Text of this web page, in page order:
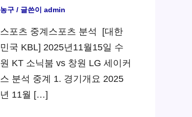
농구 / 글쓴이admin
스포츠 중계스포츠 분석 ​ [대한
민국 KBL] 2025년11월15일 수
원 KT 소닉붐 vs 창원 LG 세이커
스 분석 중계 1. 경기개요 2025
년 11월 […]